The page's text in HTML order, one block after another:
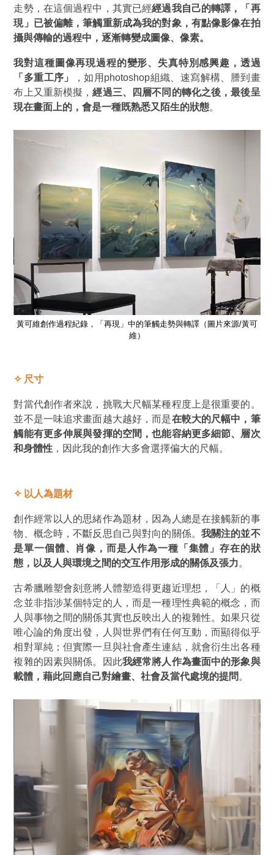
走勢，在這個過程中，其實已經經過我自己的轉譯，「再
現」已被偏離，筆觸重新成為我的對象，有點像影像在拍
攝與傳輸的過程中，逐漸轉變成圖像、像素。
我對這種圖像再現過程的變形、失真特別感興趣，透過
「多重工序」
，如用photoshop組織、速寫解構、謄到畫
布上又重新模擬，經過三、四層不同的轉化之後，最後呈
現在畫面上的，會是一種既熟悉又陌生的狀態。
黃可維創作過程紀錄，「再現」中的筆觸走勢與轉譯（圖片來源/黃可
維）
✧ 尺寸
對當代創作者來說，挑戰大尺幅某種程度上是很重要的。
並不是一味追求畫面越大越好，而是在較大的尺幅中，筆
觸能有更多伸展與發揮的空間，也能容納更多細節、層次
和身體性 ，因此我的創作大多會選擇偏大的尺幅。
✧ 以人為題材
創作經常以人的思緒作為題材，因為人總是在接觸新的事
物、概念時，不斷反思自己與對向的關係。 我關注的並不
是單一個體、肖像，而是人作為一種「集體」存在的狀
態，以及人與環境之間的交互作用形成的關係及張力。
古希臘雕塑會刻意將人體塑造得更趨近理想，「人」的概
念並非指涉某個特定的人，而是一種理性典範的概念，而
人與事物之間的關係其實也反映出人的複雜性。如果只從
唯心論的角度出發，人與世界們有任何互動，而顯得似乎
相對單純；但實際一旦與社會產生連結，就會衍生出各種
複雜的因素與關係。因此我經常將人作為畫面中的形象與
載體，藉此回應自己對繪畫、社會及當代處境的提問 。